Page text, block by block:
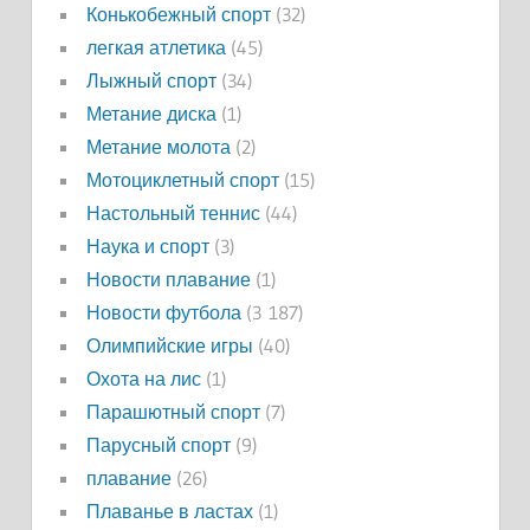
Конькобежный спорт(32)
легкая атлетика (45)
Лыжный спорт(34)
Метание диска (1)
Метание молота (2)
Мотоциклетный спорт(15)
Настольный теннис(44)
Наука и спорт(3)
Новости плавание(1)
Новости футбола (3 187)
Олимпийские игры (40)
Охота на лис(1)
Парашютный спорт(7)
Парусный спорт(9)
плавание(26)
Плаванье в ластах(1)